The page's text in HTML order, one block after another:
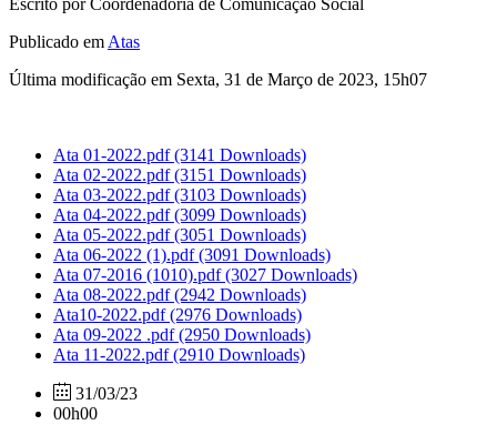
Escrito por Coordenadoria de Comunicação Social
Publicado em Atas
Última modificação em Sexta, 31 de Março de 2023, 15h07
Ata 01-2022.pdf(3141 Downloads)
Ata 02-2022.pdf(3151 Downloads)
Ata 03-2022.pdf(3103 Downloads)
Ata 04-2022.pdf(3099 Downloads)
Ata 05-2022.pdf(3051 Downloads)
Ata 06-2022 (1).pdf(3091 Downloads)
Ata 07-2016 (1010).pdf(3027 Downloads)
Ata 08-2022.pdf(2942 Downloads)
Ata10-2022.pdf(2976 Downloads)
Ata 09-2022 .pdf(2950 Downloads)
Ata 11-2022.pdf(2910 Downloads)
31/03/23
00h00